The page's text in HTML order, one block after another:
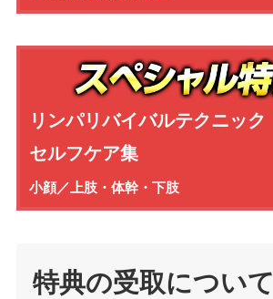
リンパリバイバルテクニック
セルフケア集
小顔／上肢・体幹・下肢
特典の受取について